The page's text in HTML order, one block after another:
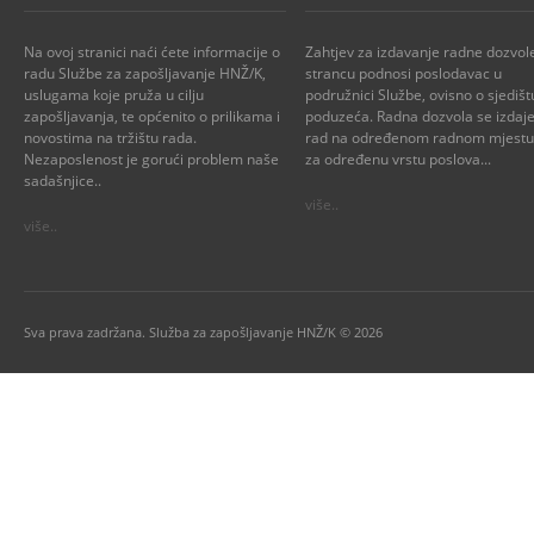
Na ovoj stranici naći ćete informacije o
radu Službe za zapošljavanje HNŽ/K,
uslugama koje pruža u cilju
zapošljavanja, te općenito o prilikama i
novostima na tržištu rada.
Nezaposlenost je gorući problem naše
sadašnjice..
više..
Zahtjev za izdavanje radne
strancu podnosi poslodavac u
podružnici Službe, ovisno o
poduzeća. Radna dozvola se
rad na određenom radnom
za određenu vrstu poslova...
više..
Sva prava zadržana. Služba za zapošljavanje HNŽ/K © 2026